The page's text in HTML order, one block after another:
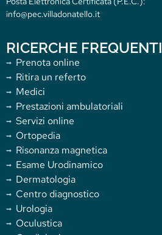
info@pec.villadonatello.it
RICERCHE FREQUENTI
Prenota online
Ritira un referto
Medici
Prestazioni ambulatoriali
Servizi online
Ortopedia
Risonanza magnetica
Esame Urodinamico
Dermatologia
Centro diagnostico
Urologia
Oculustica